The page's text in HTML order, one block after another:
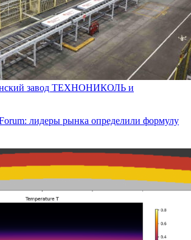
завод ТЕХНОНИКОЛЬ и
лидеры рынка определили формулу